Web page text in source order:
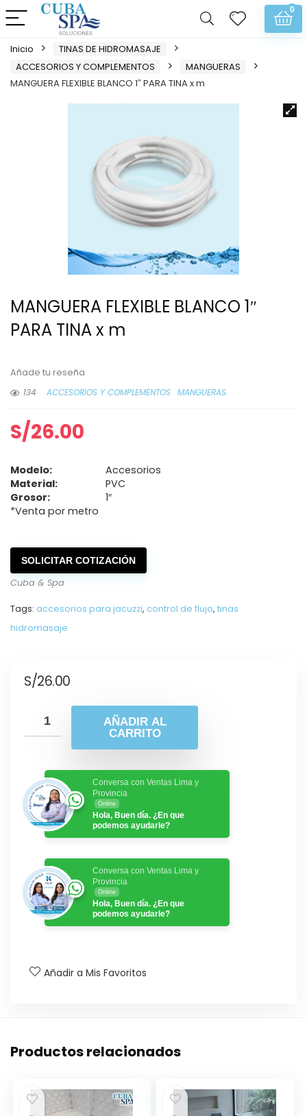
0
Inicio
TINAS DE HIDROMASAJE
ACCESORIOS Y COMPLEMENTOS
MANGUERAS
MANGUERA FLEXIBLE BLANCO 1″ PARA TINA x m
MANGUERA FLEXIBLE BLANCO 1″
PARA TINA x m
Añade tu reseña
134
ACCESORIOS Y COMPLEMENTOS MANGUERAS
S/26.00
Modelo:
Accesorios
Material:
PVC
Grosor:
1″
*Venta por metro
SOLICITAR COTIZACIÓN
Cuba & Spa
Tags: accesorios para jacuzzi, control de flujo, tinas
hidromasaje
S/26.00
AÑADIR AL
CARRITO
Conversa con Ventas Lima y
Provincia
Online
Hola, Buen día. ¿En que
podemos ayudarle?
Conversa con Ventas Lima y
Provincia
Online
Hola, Buen día. ¿En que
podemos ayudarle?
Añadir a Mis Favoritos
Productos relacionados